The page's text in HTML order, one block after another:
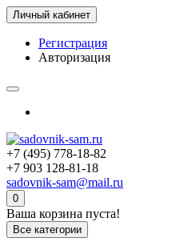
Личный кабинет
Регистрация
Авторизация
+7 (495) 778-18-82
+7 903 128-81-18
sadovnik-sam@mail.ru
0
Ваша корзина пуста!
Все категории